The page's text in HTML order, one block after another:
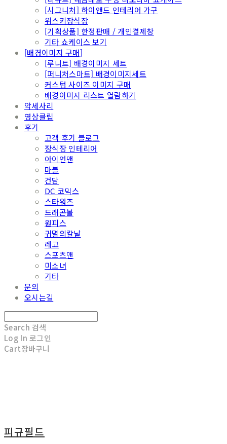
[시그니처] 하이앤드 인테리어 가구
위스키장식장
[기획상품] 한정판매 / 개인결제창
기타 쇼케이스 보기
[배경이미지 구매]
[루니트] 배경이미지 세트
[퍼니처스마트] 배경이미지세트
커스텀 사이즈 이미지 구매
배경이미지 리스트 열람하기
악세사리
영상클립
후기
고객 후기 블로그
장식장 인테리어
아이언맨
마블
건담
DC 코믹스
스타워즈
드래곤볼
원피스
귀멸의칼날
레고
스포츠맨
미소녀
기타
문의
오시는길
Search 검색
Log In 로그인
Cart장바구니
피규필드